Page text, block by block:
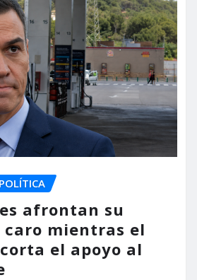
POLÍTICA
afrontan su
caro mientras el
el apoyo al